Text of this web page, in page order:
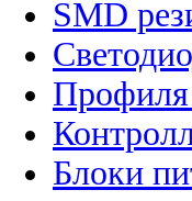
SMD
Профиля
Блоки